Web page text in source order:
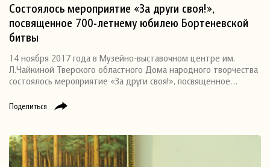
Поделиться
Состоялось мероприятие «За други своя!»,
посвященное 700-летнему юбилею Бортеневской
битвы
14 ноября 2017 года в Музейно-выставочном центре им.
Л.Чайкиной Тверского областного Дома народного творчества
состоялось мероприятие «За други своя!», посвященное…